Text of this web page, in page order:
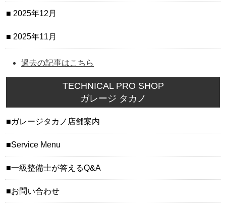
2025年12月
2025年11月
過去の記事はこちら
TECHNICAL PRO SHOP
ガレージ タカノ
ガレージタカノ店舗案内
Service Menu
一級整備士が答えるQ&A
お問い合わせ